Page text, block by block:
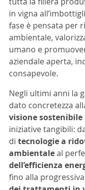
in vigna
fase è pensata per
ambientale,
umano e
aziendale aperta,
consapevole.
Negli ultimi anni la
dato concretezza
visione sostenibile
iniziative tangibili:
di tecnologie a
ambientale al
dell’efficienza
fino alla progressiva